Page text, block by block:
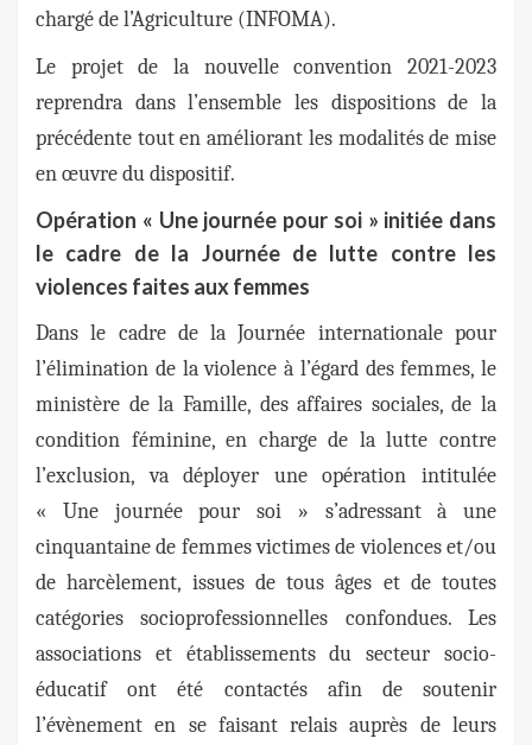
chargé de l’Agriculture (INFOMA).
Le projet de la nouvelle convention 2021-2023
reprendra dans l’ensemble les dispositions de la
précédente tout en améliorant les modalités de mise
en œuvre du dispositif.
Opération « Une journée pour soi » initiée dans
le cadre de la Journée de lutte contre les
violences faites aux femmes
Dans le cadre de la Journée internationale pour
l’élimination de la violence à l’égard des femmes, le
ministère de la Famille, des affaires sociales, de la
condition féminine, en charge de la lutte contre
l’exclusion, va déployer une opération intitulée
« Une journée pour soi » s’adressant à une
cinquantaine de femmes victimes de violences et/ou
de harcèlement, issues de tous âges et de toutes
catégories socioprofessionnelles confondues. Les
associations et établissements du secteur socio-
éducatif ont été contactés afin de soutenir
l’évènement en se faisant relais auprès de leurs